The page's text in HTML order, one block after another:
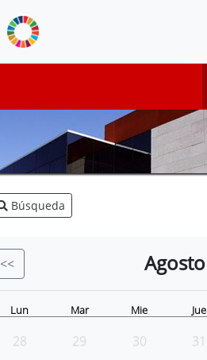
Búsqueda
<< Agosto
Lun Mar Mie Jue
28 29 30 31